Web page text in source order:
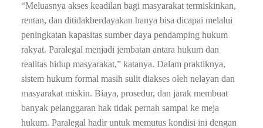
“Meluasnya akses keadilan bagi masyarakat termiskinkan,
rentan, dan ditidakberdayakan hanya bisa dicapai melalui
peningkatan kapasitas sumber daya pendamping hukum
rakyat. Paralegal menjadi jembatan antara hukum dan
realitas hidup masyarakat,” katanya. Dalam praktiknya,
sistem hukum formal masih sulit diakses oleh nelayan dan
masyarakat miskin. Biaya, prosedur, dan jarak membuat
banyak pelanggaran hak tidak pernah sampai ke meja
hukum. Paralegal hadir untuk memutus kondisi ini dengan